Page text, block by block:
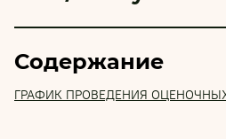
Содержание
ГРАФИК ПРОВЕДЕНИЯ